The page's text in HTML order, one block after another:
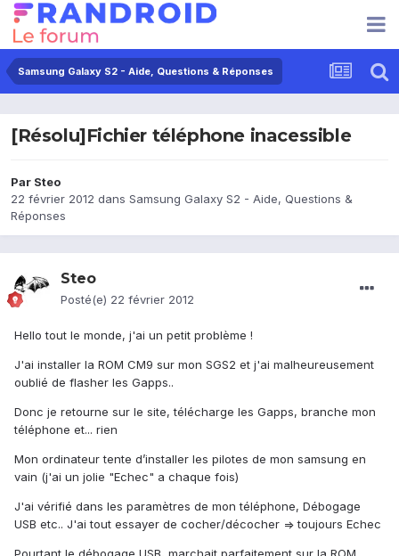
Samsung Galaxy S2 - Aide, Questions & Réponses
[Résolu]Fichier téléphone inacessible
Par Steo
22 février 2012 dans Samsung Galaxy S2 - Aide, Questions &
Réponses
Steo
Posté(e) 22 février 2012
Hello tout le monde, j'ai un petit problème !
J'ai installer la ROM CM9 sur mon SGS2 et j'ai malheureusement
oublié de flasher les Gapps..
Donc je retourne sur le site, télécharge les Gapps, branche mon
téléphone et... rien
Mon ordinateur tente d’installer les pilotes de mon samsung en
vain (j'ai un jolie "Echec" a chaque fois)
J'ai vérifié dans les paramètres de mon téléphone, Débogage
USB etc.. J'ai tout essayer de cocher/décocher => toujours Echec